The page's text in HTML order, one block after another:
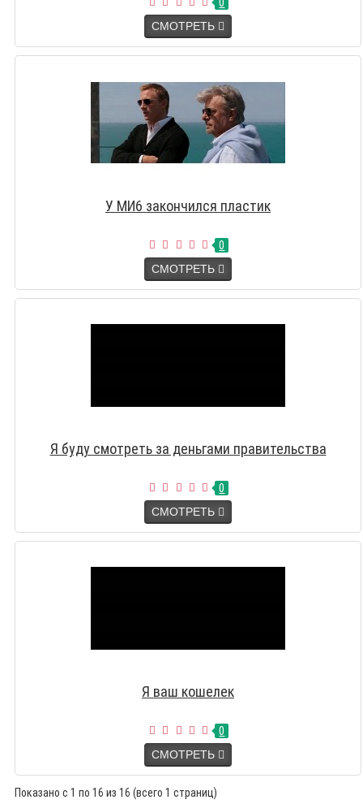
СМОТРЕТЬ
У МИ6 закончился пластик
0
СМОТРЕТЬ
Я буду смотреть за деньгами правительства
0
СМОТРЕТЬ
Я ваш кошелек
0
СМОТРЕТЬ
Показано с 1 по 16 из 16 (всего 1 страниц)